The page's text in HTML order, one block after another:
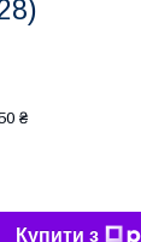
₴
Купити з